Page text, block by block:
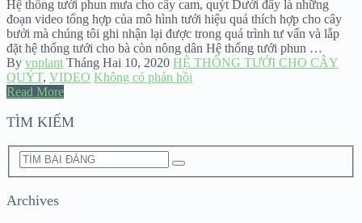
Hệ thống tưới phun mưa cho cây cam, quýt Dưới đây là những
đoạn video tổng hợp của mô hình tưới hiệu quả thích hợp cho cây
bưởi mà chúng tôi ghi nhận lại được trong quá trình tư vấn và lắp
đặt hệ thống tưới cho bà còn nông dân Hệ thống tưới phun …
By vnplant Tháng Hai 10, 2020 HỆ THỐNG TƯỚI CHO CÂY
QUÝT, VIDEO Không có phản hồi
Read More
TÌM KIẾM
Archives